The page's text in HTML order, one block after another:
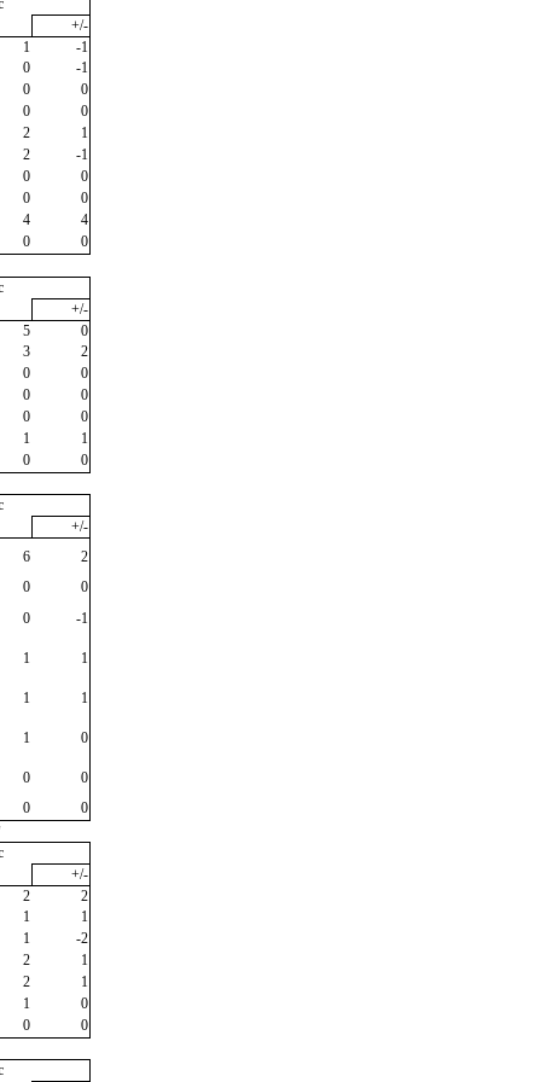
+/-
1
-1
0
-1
0
0
0
0
2
1
2
-1
0
0
0
0
4
4
0
0
+/-
5
0
3
2
0
0
0
0
0
0
1
1
0
0
+/-
6
2
0
0
0
-1
1
1
1
1
1
0
0
0
0
0
+/-
2
2
1
1
1
-2
2
1
2
1
1
0
0
0